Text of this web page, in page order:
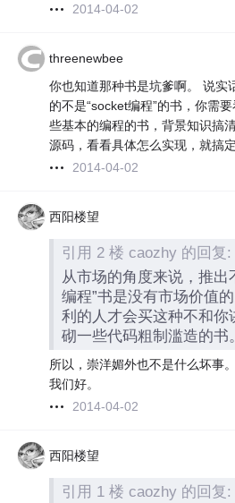
2014-04-02
threenewbee
你也知道那种书是坑爹啊。 说实
的不是“socket编程”的书，你需
些基本的编程的书，背景知识搞
源码，看看具体怎么实现，就搞定
2014-04-02
西阳楼望
引用 2 楼 caozhy 的回复:
从市场的角度来说，推出
编程”书是没有市场价值
利的人才会买这种不和你
砌一些代码粗制滥造的书。
所以，崇洋媚外也不是什么坏事
我们好。
2014-04-02
西阳楼望
引用 1 楼 caozhy 的回复: